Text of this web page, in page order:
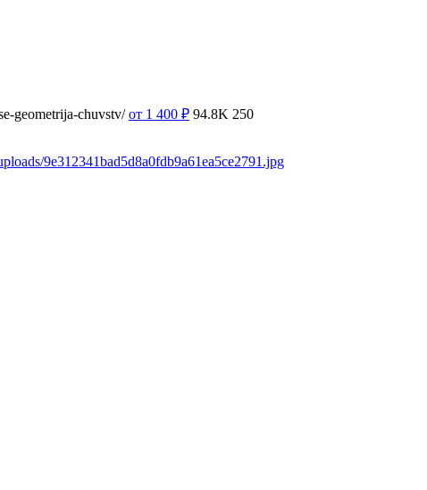
geometrija-chuvstv/ от 1 400 ₽ 94.8K 250
9e312341bad5d8a0fdb9a61ea5ce2791.jpg